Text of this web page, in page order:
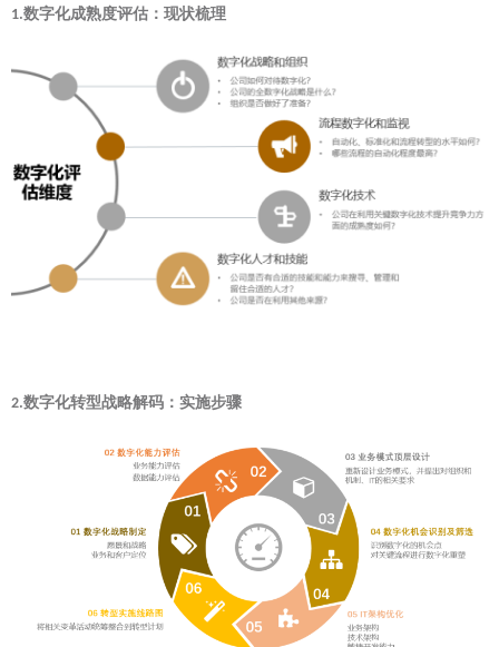
1.数字化成熟度评估：现状梳理
2.数字化转型战略解码：实施步骤